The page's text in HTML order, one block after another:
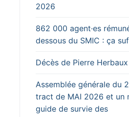
2026
862 000 agent·es
dessous du SMIC : ça
Décès de Pierre Herbaux
Assemblée générale du
tract de MAI 2026 et un
guide de survie des